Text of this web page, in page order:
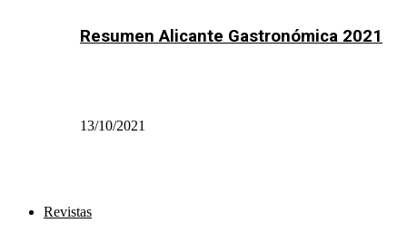
Resumen Alicante Gastronómica 2021
13/10/2021
Revistas